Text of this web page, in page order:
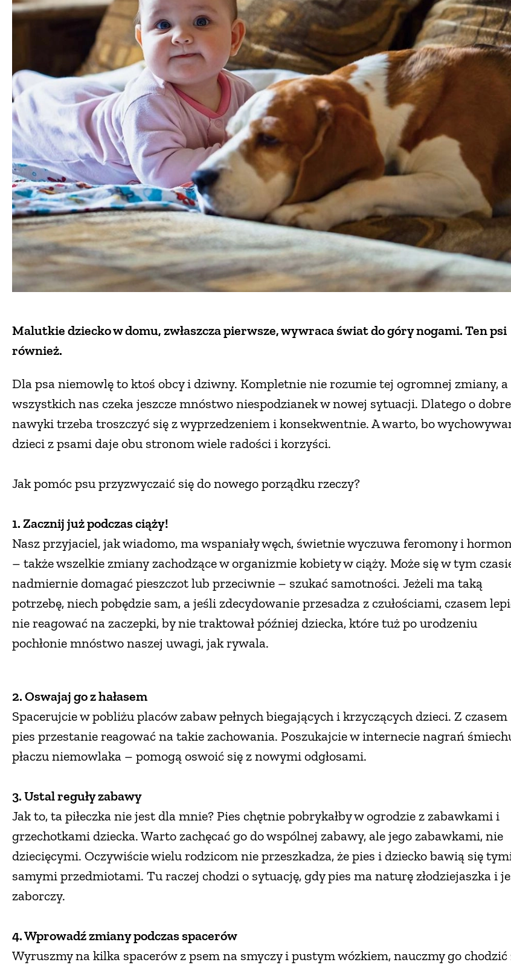
Malutkie dziecko w domu, zwłaszcza pierwsze, wywraca świat do góry nogami. Ten psi
również.
Dla psa niemowlę to ktoś obcy i dziwny. Kompletnie nie rozumie tej ogromnej zmiany, a
wszystkich nas czeka jeszcze mnóstwo niespodzianek w nowej sytuacji. Dlatego o dobre
nawyki trzeba troszczyć się z wyprzedzeniem i konsekwentnie. A warto, bo
dzieci z psami daje obu stronom wiele radości i korzyści.
Jak pomóc psu przyzwyczaić się do nowego porządku rzeczy?
1. Zacznij już podczas ciąży!
Nasz przyjaciel, jak wiadomo, ma wspaniały węch, świetnie wyczuwa feromony i
– także wszelkie zmiany zachodzące w organizmie kobiety w ciąży. Może się w tym
nadmiernie domagać pieszczot lub przeciwnie – szukać samotności. Jeżeli ma taką
potrzebę, niech pobędzie sam, a jeśli zdecydowanie przesadza z czułościami, czasem
nie reagować na zaczepki, by nie traktował później dziecka, które tuż po urodzeniu
pochłonie mnóstwo naszej uwagi, jak rywala.
2. Oswajaj go z hałasem
Spacerujcie w pobliżu placów zabaw pełnych biegających i krzyczących dzieci. Z czasem
pies przestanie reagować na takie zachowania. Poszukajcie w internecie nagrań
płaczu niemowlaka – pomogą oswoić się z nowymi odgłosami.
3. Ustal reguły zabawy
Jak to, ta piłeczka nie jest dla mnie? Pies chętnie pobrykałby w ogrodzie z zabawkami i
grzechotkami dziecka. Warto zachęcać go do wspólnej zabawy, ale jego zabawkami, nie
dziecięcymi. Oczywiście wielu rodzicom nie przeszkadza, że pies i dziecko bawią się
samymi przedmiotami. Tu raczej chodzi o sytuację, gdy pies ma naturę złodziejaszka i
zaborczy.
4. Wprowadź zmiany podczas spacerów
Wyruszmy na kilka spacerów z psem na smyczy i pustym wózkiem, nauczmy go chodzić